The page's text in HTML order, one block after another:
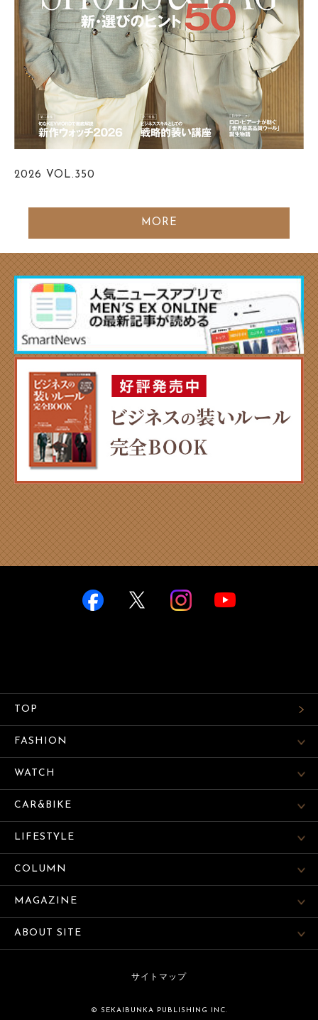
2026 VOL.350
MORE
TOP
FASHION
WATCH
CAR&BIKE
LIFESTYLE
COLUMN
MAGAZINE
ABOUT SITE
サイトマップ
© SEKAIBUNKA PUBLISHING INC.